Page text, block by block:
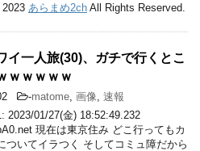
あらまめ2ch All Rights Reserved.
イ一人旅(30)、ガチで行くとこ
ｗｗｗｗｗ
-matome 画像 速報
2023/01/27(金) 18:52:49.232
現在は東京住み どこ行ってもカ
ついてイラつく そしてコミュ障だから